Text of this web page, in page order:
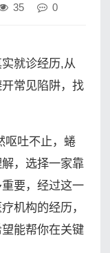
35 0
就诊经历,从
常见陷阱，找
呕吐不止，蜷
，选择一家靠
要，经过这一
机构的经历，
能帮你在关键